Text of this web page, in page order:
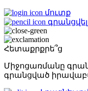
մուտք
գրանցվել
Հետաքրքրե՞ց
Միջոցառմանը
գրանցված